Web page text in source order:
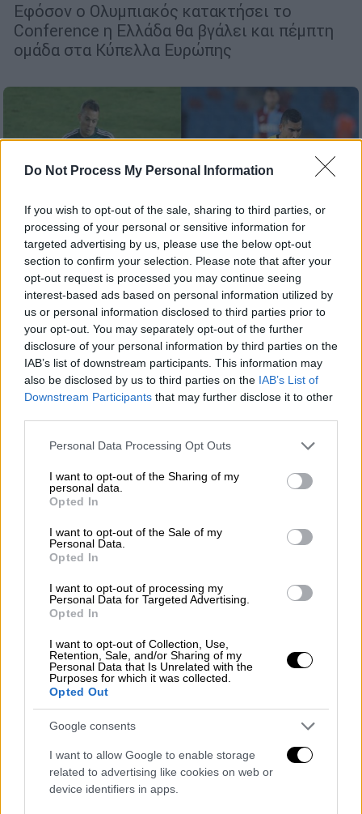
Do Not Process My Personal Information
If you wish to opt-out of the sale, sharing to third parties, or
processing of your personal or sensitive information for
targeted advertising by us, please use the below opt-out
section to confirm your selection. Please note that after your
opt-out request is processed you may continue seeing
interest-based ads based on personal information utilized by
us or personal information disclosed to third parties prior to
your opt-out. You may separately opt-out of the further
disclosure of your personal information by third parties on the
IAB’s list of downstream participants. This information may
also be disclosed by us to third parties on the IAB’s List of
Downstream Participants that may further disclose it to other
Please note that this website/app uses one or more Google
not limited to your visit or usage behaviour. You may click to
grant or deny consent to Google and its third-party tags to
use your data for below specified purposes in below Google
consent section.
Personal Data Processing Opt Outs
I want to opt-out of the Sharing of my
personal data.
Opted In
I want to opt-out of the Sale of my
Personal Data.
Opted In
I want to opt-out of processing my
Personal Data for Targeted Advertising.
Opted In
I want to opt-out of Collection, Use,
Retention, Sale, and/or Sharing of my
Personal Data that Is Unrelated with the
Purposes for which it was collected.
Opted Out
Google consents
I want to allow Google to enable storage
related to advertising like cookies on web or
device identifiers in apps.
Εφόσον ο Ολυμπιακός κατακτήσει το
Conference η Ελλάδα θα βγάλει και πέμπτη
ομάδα στα Κύπελλα Ευρώπης
Αθλητισμός16.08.2023 08:00
ΑΕΚ και ΠΑΟ δίνουν ελπίδες στην
Ελλάδα για άνοδο στην βαθμολογία της
Πώς διαμορφώνονται τα δεδομένα
Βαθμολογία UEFA: Ζόρια για την Ελλάδα
που έμεινε με έναν εκπρόσωπο - Τι